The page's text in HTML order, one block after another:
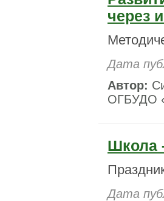
через
Дата
Автор:
ОГБУДО
Школа
Дата